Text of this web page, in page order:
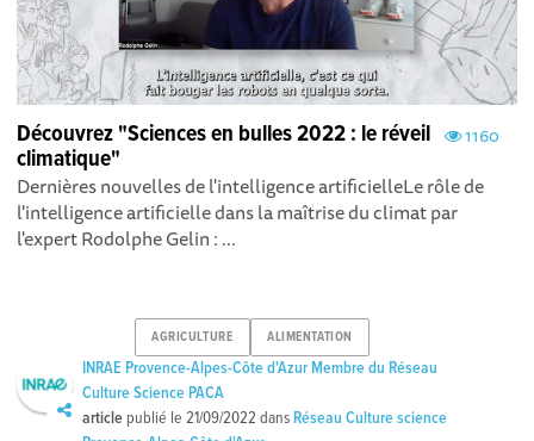
1160
Découvrez "Sciences en bulles 2022 : le réveil
climatique"
Dernières nouvelles de l'intelligence artificielleLe rôle de
l'intelligence artificielle dans la maîtrise du climat par
l'expert Rodolphe Gelin : ...
AGRICULTURE ALIMENTATION
INRAE Provence-Alpes-Côte d'Azur Membre du Réseau
Culture Science PACA
article publié le21/09/2022 dans Réseau Culture science